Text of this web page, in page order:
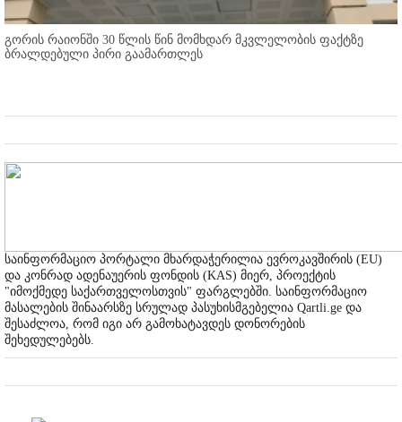
გორის რაიონში 30 წლის წინ მომხდარ მკვლელობის ფაქტზე
ბრალდებული პირი გაამართლეს
საინფორმაციო პორტალი მხარდაჭერილია ევროკავშირის (EU)
და კონრად ადენაუერის ფონდის (KAS) მიერ, პროექტის
"იმოქმედე საქართველოსთვის" ფარგლებში. საინფორმაციო
მასალების შინაარსზე სრულად პასუხისმგებელია Qartli.ge და
შესაძლოა, რომ იგი არ გამოხატავდეს დონორების
შეხედულებებს.